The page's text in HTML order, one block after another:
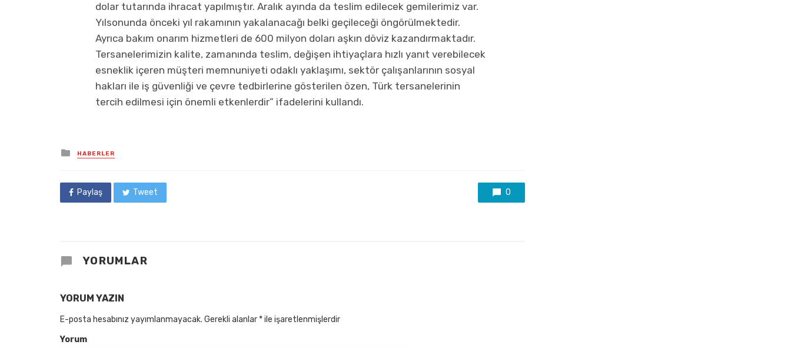
dolar tutarında ihracat yapılmıştır. Aralık ayında da teslim edilecek gemilerimiz var.
Yılsonunda önceki yıl rakamının yakalanacağı belki geçileceği öngörülmektedir.
Ayrıca bakım onarım hizmetleri de 600 milyon doları aşkın döviz kazandırmaktadır.
Tersanelerimizin kalite, zamanında teslim, değişen ihtiyaçlara hızlı yanıt verebilecek
esneklik içeren müşteri memnuniyeti odaklı yaklaşımı, sektör çalışanlarının sosyal
hakları ile iş güvenliği ve çevre tedbirlerine gösterilen özen, Türk tersanelerinin
tercih edilmesi için önemli etkenlerdir” ifadelerini kullandı.
Posted
in
HABERLER
Paylaş Tweet 0
YORUMLAR
YORUM YAZIN
E-posta hesabınız yayımlanmayacak. Gerekli alanlar *ile işaretlenmişlerdir
Yorum